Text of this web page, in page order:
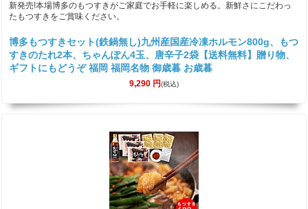
新発売!本場博多のもつすきがご家庭でお手軽に楽しめる。新鮮さにこだわっ
たもつすきをご賞味ください。
博多もつすきセット(鉄鍋無し)九州産国産冷凍ホルモン800g、もつ
すきのたれ2本、ちゃんぽん4玉、唐辛子2袋【送料無料】贈り物、
ギフトにもどうぞ 福岡 福岡名物 御歳暮 お歳暮
9,290 円(税込)